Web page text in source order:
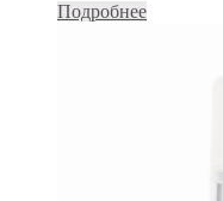
Подробнее